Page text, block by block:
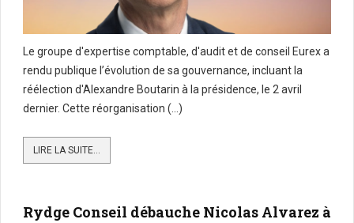
Le groupe d'expertise comptable, d'audit et de conseil Eurex a
rendu publique l’évolution de sa gouvernance, incluant la
réélection d'Alexandre Boutarin à la présidence, le 2 avril
dernier. Cette réorganisation (...)
LIRE LA SUITE...
Rydge Conseil débauche Nicolas Alvarez à